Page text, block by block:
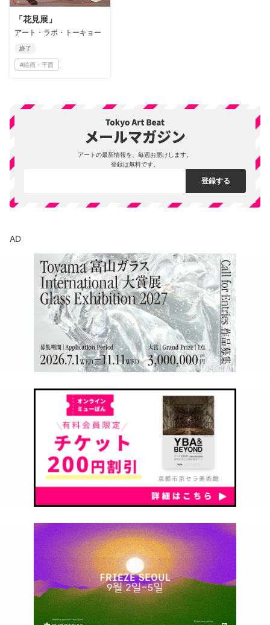
「花見展」
アート・ラボ・トーキョー
終了
#絵画・平面
アートの最新情報を、毎週お届けします。
登録は無料です。
AD